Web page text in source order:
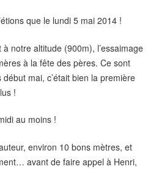
que le lundi 5 mai 2014 !
notre altitude (900m), l’essaimage
à la fête des pères. Ce sont
mai, c’était bien la première
!
au moins !
environ 10 bons mètres, et
avant de faire appel à Henri,